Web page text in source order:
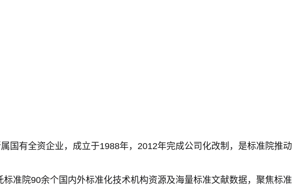
国有全资企业，成立于1988年，2012年完成公司化改制，是标准院推动
准院90余个国内外标准化技术机构资源及海量标准文献数据，聚焦标准